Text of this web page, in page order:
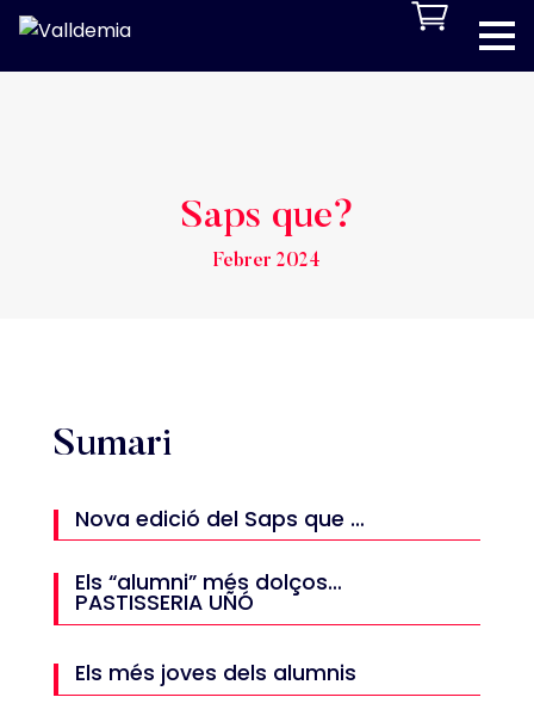
Saps que?
Febrer 2024
Sumari
Nova edició del Saps que …
Els “alumni” més dolços…
PASTISSERIA UÑÓ
Els més joves dels alumnis